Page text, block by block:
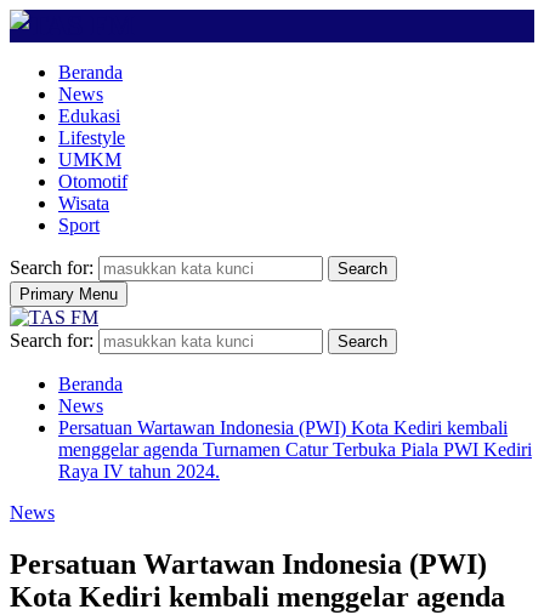
Beranda
News
Edukasi
Lifestyle
UMKM
Otomotif
Wisata
Sport
Search for:
Search
Primary Menu
Search for: Search
Beranda
News
Persatuan Wartawan Indonesia (PWI) Kota Kediri kembali
menggelar agenda Turnamen Catur Terbuka Piala PWI Kediri
Raya IV tahun 2024.
News
Persatuan Wartawan Indonesia (PWI)
Kota Kediri kembali menggelar agenda